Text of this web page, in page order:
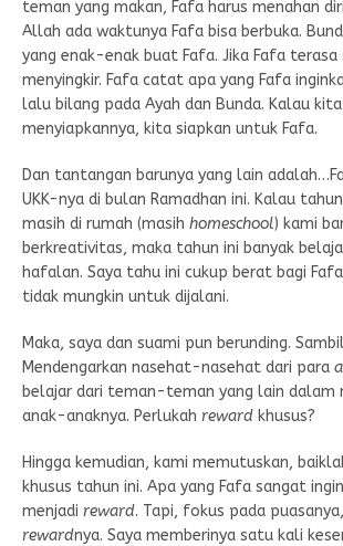
teman yang makan, Fafa harus menahan
Allah ada waktunya Fafa bisa berbuka.
yang enak-enak buat Fafa. Jika Fafa
menyingkir. Fafa catat apa yang Fafa
lalu bilang pada Ayah dan Bunda. Kalau
menyiapkannya, kita siapkan untuk Fafa.
Dan tantangan barunya yang lain
UKK-nya di bulan Ramadhan ini. Kalau
masih di rumah (masih homeschool) kami
berkreativitas, maka tahun ini banyak
hafalan. Saya tahu ini cukup berat bagi
tidak mungkin untuk dijalani.
Maka, saya dan suami pun berunding.
Mendengarkan nasehat-nasehat dari para
belajar dari teman-teman yang lain dalam
anak-anaknya. Perlukah reward khusus?
Hingga kemudian, kami memutuskan,
khusus tahun ini. Apa yang Fafa sangat
menjadi reward. Tapi, fokus pada
rewardnya. Saya memberinya satu kali